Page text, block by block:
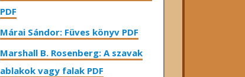
PDF
Márai Sándor: Füves könyv PDF
Marshall B. Rosenberg: A szavak
ablakok vagy falak PDF